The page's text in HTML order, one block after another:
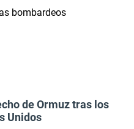
de Ormuz tras los
Unidos